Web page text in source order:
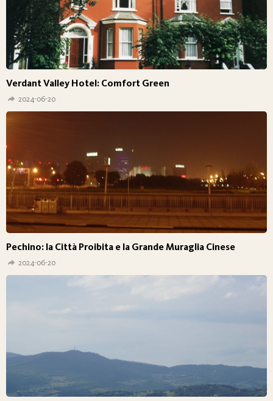
Verdant Valley Hotel: Comfort Green
2024-06-20
Pechino: la Città Proibita e la Grande Muraglia Cinese
2024-06-20